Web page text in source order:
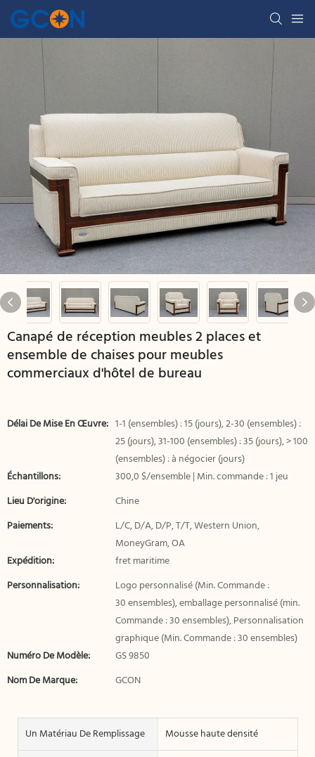
Canapé de réception meubles 2 places et
ensemble de chaises pour meubles
commerciaux d'hôtel de bureau
Délai De Mise En Œuvre: 1-1 (ensembles) : 15 (jours), 2-30 (ensembles) :
25 (jours), 31-100 (ensembles) : 35 (jours), > 100
(ensembles) : à négocier (jours)
Échantillons:
300,0 $/ensemble | Min. commande : 1 jeu
Lieu D'origine:
Chine
Paiements:
L/C, D/A, D/P, T/T, Western Union,
MoneyGram, OA
Expédition:
fret maritime
Personnalisation:
Logo personnalisé (Min. Commande :
30 ensembles), emballage personnalisé (min.
Commande : 30 ensembles), Personnalisation
graphique (Min. Commande : 30 ensembles)
Numéro De Modèle:
GS 9850
Nom De Marque:
GCON
Un Matériau De Remplissage
Mousse haute densité